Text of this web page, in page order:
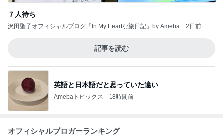
７人待ち
沢田聖子オフィシャルブログ「In My Heartな旅日記」by Ameba 2日前
記事を読む
英語と日本語だと思っていた違い
Amebaトピックス 18時間前
オフィシャルブロガーランキング